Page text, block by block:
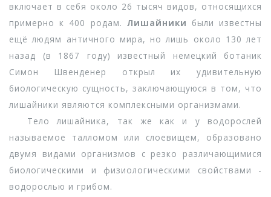
включает в себя около 26 тысяч видов, относящихся
примерно к 400 родам. Лишайники были известны
ещё людям античного мира, но лишь около 130 лет
назад (в 1867 году) известный немецкий ботаник
Симон Швенденер открыл их удивительную
биологическую сущность, заключающуюся в том, что
лишайники являются комплексными организмами.
Тело лишайника, так же как и у водорослей
называемое талломом или слоевищем, образовано
двумя видами организмов с резко различающимися
биологическими и физиологическими свойствами -
водорослью и грибом.